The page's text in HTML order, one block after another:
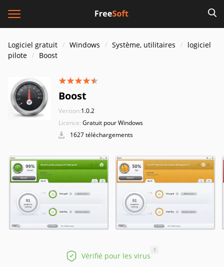
Logiciel gratuit Windows Système, utilitaires
logiciel
pilote
Boost
Boost
Version:1.0.2
Licence: Gratuit pour Windows
1627 téléchargements
Vérifié pour les virus
?